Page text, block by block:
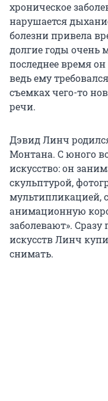
хроническое
нарушается
болезни привела
долгие годы очень
последнее время
ведь ему
съемках чего-то
речи.
Дэвид Линч
Монтана. С юного
искусство: он
скульптурой,
мультипликацией,
анимационную
заболевают».
искусств Линч
снимать.